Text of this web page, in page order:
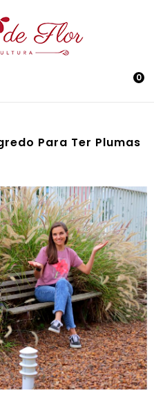
0
Para Ter Plumas